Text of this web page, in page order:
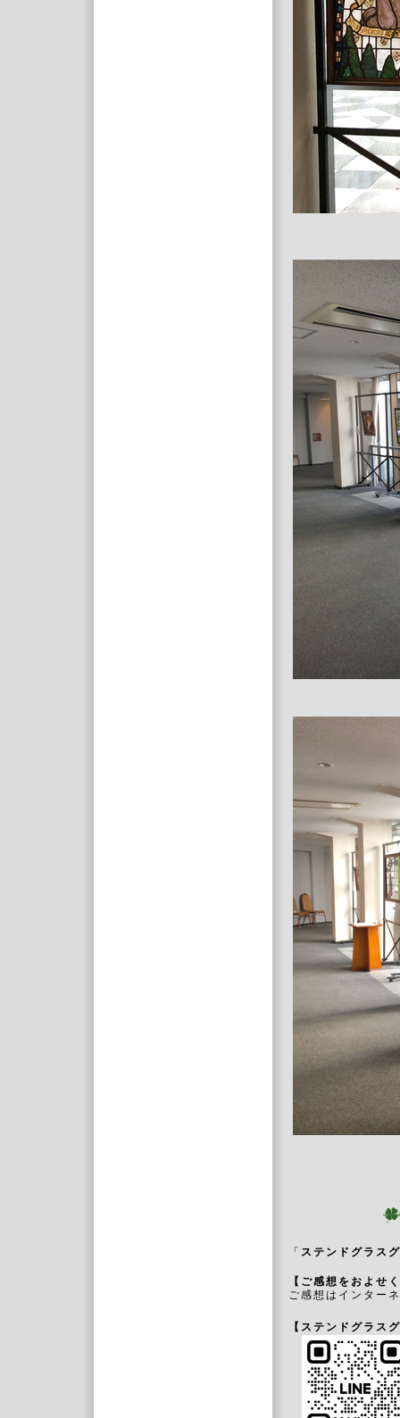
「 ステンドグラス
【ご感想をおよせ
ご感想はインター
【ステンドグラス